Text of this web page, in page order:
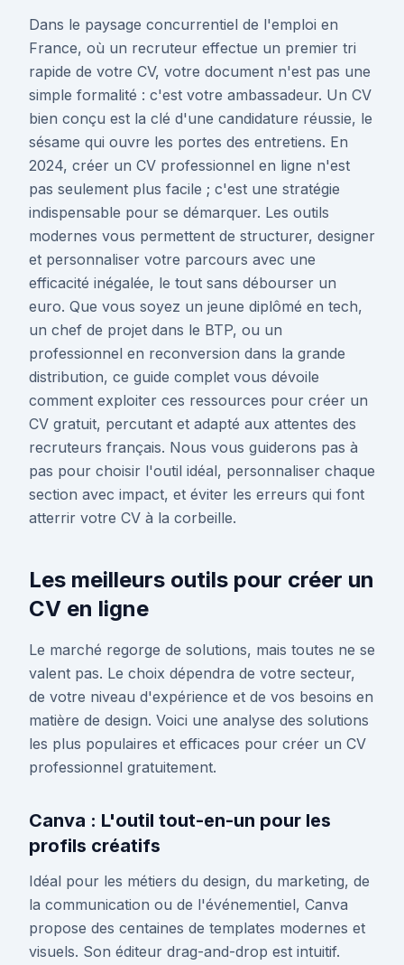
Dans le paysage concurrentiel de l'emploi en
France, où un recruteur effectue un premier tri
rapide de votre CV, votre document n'est pas une
simple formalité : c'est votre ambassadeur. Un CV
bien conçu est la clé d'une candidature réussie, le
sésame qui ouvre les portes des entretiens. En
2024, créer un CV professionnel en ligne n'est
pas seulement plus facile ; c'est une stratégie
indispensable pour se démarquer. Les outils
modernes vous permettent de structurer, designer
et personnaliser votre parcours avec une
efficacité inégalée, le tout sans débourser un
euro. Que vous soyez un jeune diplômé en tech,
un chef de projet dans le BTP, ou un
professionnel en reconversion dans la grande
distribution, ce guide complet vous dévoile
comment exploiter ces ressources pour créer un
CV gratuit, percutant et adapté aux attentes des
recruteurs français. Nous vous guiderons pas à
pas pour choisir l'outil idéal, personnaliser chaque
section avec impact, et éviter les erreurs qui font
atterrir votre CV à la corbeille.
Les meilleurs outils pour créer un
CV en ligne
Le marché regorge de solutions, mais toutes ne se
valent pas. Le choix dépendra de votre secteur,
de votre niveau d'expérience et de vos besoins en
matière de design. Voici une analyse des solutions
les plus populaires et efficaces pour créer un CV
professionnel gratuitement.
Canva : L'outil tout-en-un pour les
profils créatifs
Idéal pour les métiers du design, du marketing, de
la communication ou de l'événementiel, Canva
propose des centaines de templates modernes et
visuels. Son éditeur drag-and-drop est intuitif.